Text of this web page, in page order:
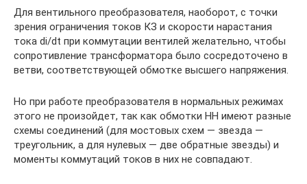
Для вентильного преобразователя, наоборот, с точки
зрения ограничения токов КЗ и скорости нарастания
тока di/dt при коммутации вентилей желательно, чтобы
сопротивление трансформатора было сосредоточено в
ветви, соответствующей обмотке высшего напряжения.
Но при работе преобразователя в нормальных режимах
этого не произойдет, так как обмотки НН имеют разные
схемы соединений (для мостовых схем — звезда —
треугольник, а для нулевых — две обратные звезды) и
моменты коммутаций токов в них не совпадают.